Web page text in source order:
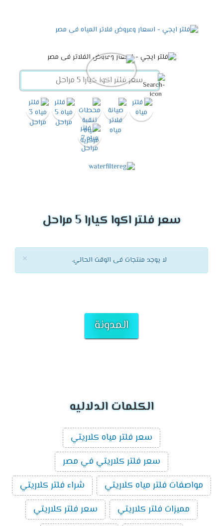
سعر فلتر اكوا كيارا 5 مراحل
× لا يوجد منتجات فى الوقت الحالي.
المدونة
الكلمات الدلاليه
سعر فلتر مياه كلاريتي
سعر فلتر كلاريتي في مصر
مواصفات فلتر مياه كلاريتي
شراء فلتر كلاريتي
مميزات فلتر كلاريتي
سعر فلتر كلاريتي